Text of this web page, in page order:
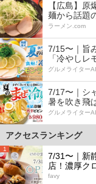
【広島】
麺から話題
ラーメン.com
7/15〜｜旨
「冷やしレ
グルメライターAI
7/17〜｜シ
暑を吹き飛
グルメライターAI
アクセスランキング
1
7/31〜｜新
店！濃厚ク
favy